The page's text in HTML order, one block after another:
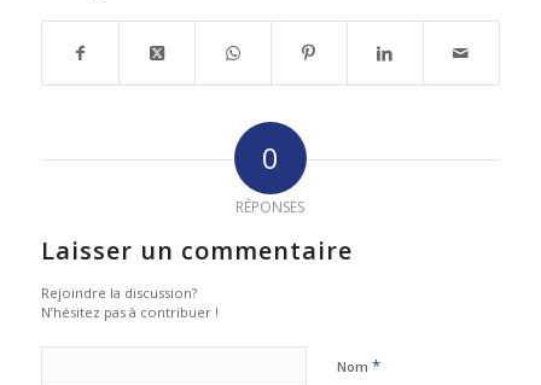
0
RÉPONSES
Laisser un commentaire
Rejoindre la discussion?
N’hésitez pas à contribuer !
Nom *